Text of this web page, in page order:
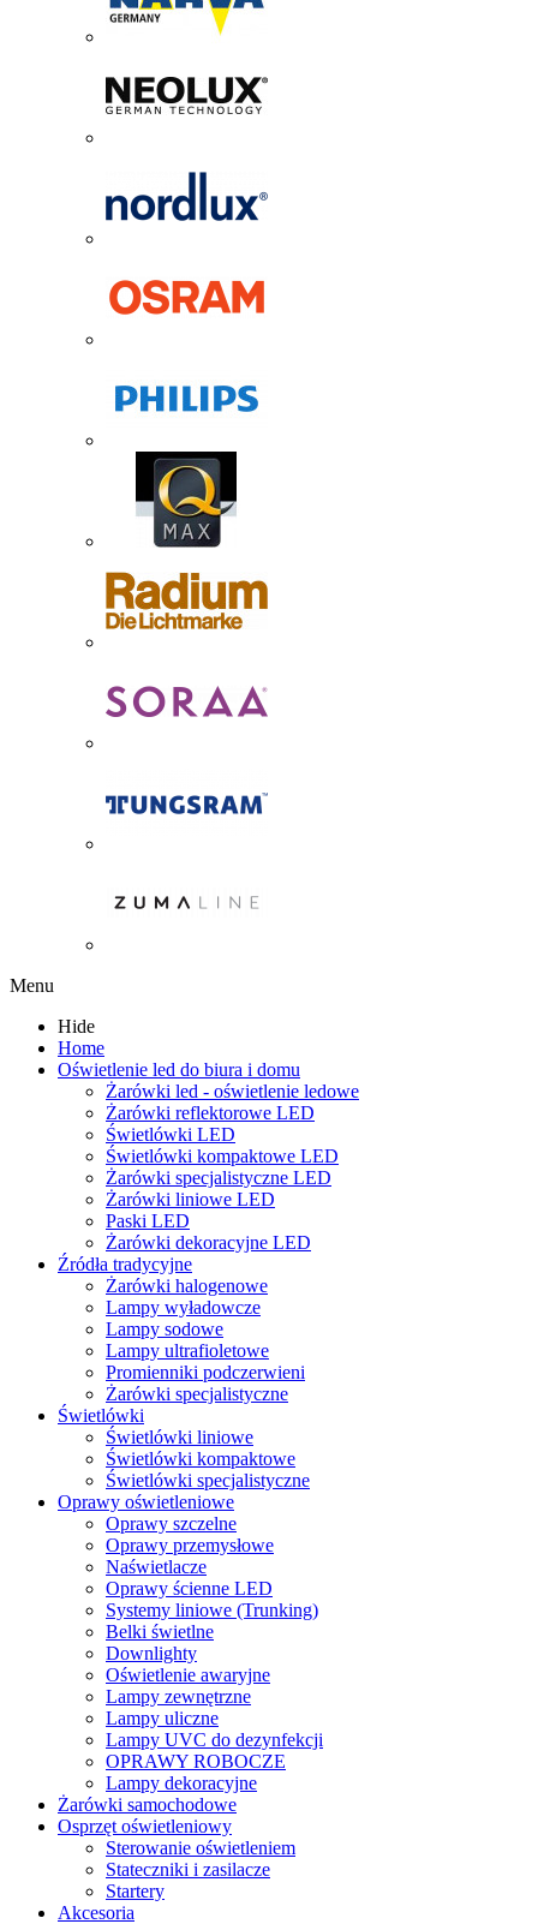
Menu
Hide
Home
Oświetlenie led do biura i domu
Żarówki led - oświetlenie ledowe
Żarówki reflektorowe LED
Świetlówki LED
Świetlówki kompaktowe LED
Żarówki specjalistyczne LED
Żarówki liniowe LED
Paski LED
Żarówki dekoracyjne LED
Źródła tradycyjne
Żarówki halogenowe
Lampy wyładowcze
Lampy sodowe
Lampy ultrafioletowe
Promienniki podczerwieni
Żarówki specjalistyczne
Świetlówki
Świetlówki liniowe
Świetlówki kompaktowe
Świetlówki specjalistyczne
Oprawy oświetleniowe
Oprawy szczelne
Oprawy przemysłowe
Naświetlacze
Oprawy ścienne LED
Systemy liniowe (Trunking)
Belki świetlne
Downlighty
Oświetlenie awaryjne
Lampy zewnętrzne
Lampy uliczne
Lampy UVC do dezynfekcji
OPRAWY ROBOCZE
Lampy dekoracyjne
Żarówki samochodowe
Osprzęt oświetleniowy
Sterowanie oświetleniem
Stateczniki i zasilacze
Startery
Akcesoria